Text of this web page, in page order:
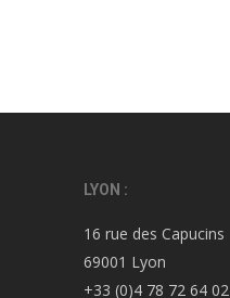
LYON :
16 rue des Capucins
69001 Lyon
+33 (0)4 78 72 64 02